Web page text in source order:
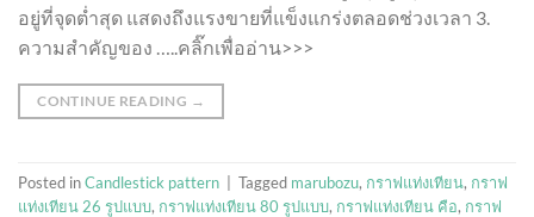
อยู่ที่จุดต่ำสุด แสดงถึงแรงขายที่แข็งแกร่งตลอดช่วงเวลา 3.
ความสำคัญของ …..คลิ๊กเพื่ออ่าน>>>
CONTINUE READING →
Posted inCandlestick pattern Tagged marubozu, กราฟแท่งเทียน, กราฟ
แท่งเทียน 26 รูปแบบ, กราฟแท่งเทียน 80 รูปแบบ, กราฟแท่งเทียน คือ, กราฟ